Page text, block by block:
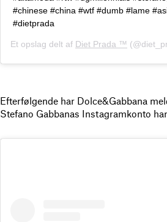
#chinese #china #wtf #dumb #lame
#dietprada
Et opslag delt af Diet Prada ™
Efterfølgende har Dolce&Gabbana
Stefano Gabbanas Instagramkonto